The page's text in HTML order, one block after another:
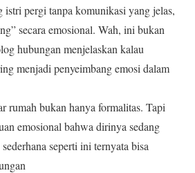
istri pergi tanpa komunikasi yang jelas,
secara emosional. Wah, ini bukan
hubungan menjelaskan kalau
menjadi penyeimbang emosi dalam
rumah bukan hanya formalitas. Tapi
emosional bahwa dirinya sedang
seperti ini ternyata bisa